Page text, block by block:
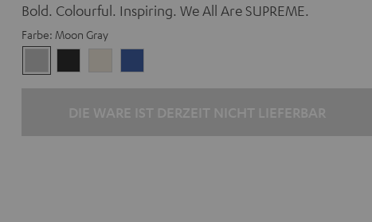
Bold. Colourful. Inspiring. We All Are SUPREME.
Farbe: Moon Gray
Gray
White